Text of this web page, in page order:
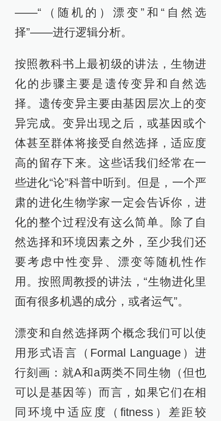
——“（随机的）漂变”和“自然选
择”——进行逻辑分析。
按照教科书上最初级的讲法，生物进
化的步骤主要是遗传变异和自然选
择。遗传变异主要由基因层次上的变
异完成。变异出现之后，或基因或个
体甚至群体将接受自然选择，适应度
高的留存下来。这些话我们经常在一
些进化“论”科普中听到。但是，一个严
肃的进化生物学家一定会告诉你，进
化的整个过程没有这么简单。除了自
然选择和环境因素之外，至少我们还
要考虑中性变异、漂变等随机性作
用。按照周教授的讲法，“生物进化里
面有很多机遇的成分，或者运气”。
漂变和自然选择两个概念我们可以使
用形式语言（Formal Language）进
行刻画：就A和a两类不同生物（但也
可以是基因等）而言，如果它们在相
同环境中适应度（fitness）差距较